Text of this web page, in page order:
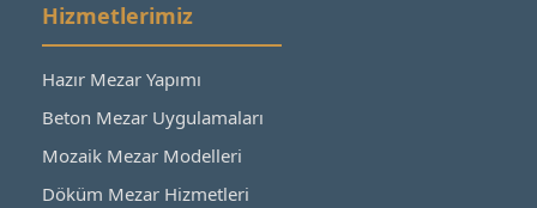
Hizmetlerimiz
Hazır Mezar Yapımı
Beton Mezar Uygulamaları
Mozaik Mezar Modelleri
Döküm Mezar Hizmetleri